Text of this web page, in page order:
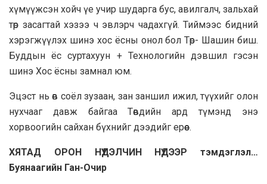
хүмүүжсэн хойч үе учир шударга бус, авилгалч, зальхай
төр засагтай хэзээ ч эвлэрч чадахгүй. Тиймээс бидний
хэрэгжүүлэх шинэ хос ёсны онол бол Төр- Шашин биш.
Буддын ёс суртахуун + Технологийн дэвшил гэсэн
шинэ Хос ёсны замнал юм.
Эцэст нь өв соёл зузаан, зан заншил ижил, түүхийг олон
нухчааг давж байгаа Төвдийн ард түмэнд энэ
хорвоогийн сайхан бүхнийг дээдийг ерөөе.
ХЯТАД ОРОН НҮҮДЭЛЧИН НҮДЭЭР тэмдэглэл…
Буянаагийн Ган-Очир